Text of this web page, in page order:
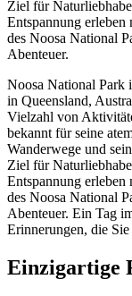
Ziel für
Entspannung
des Noosa National
Abenteuer.
Noosa National Park
in Queensland,
Vielzahl von
bekannt für seine
Wanderwege und
Ziel für
Entspannung
des Noosa National
Abenteuer. Ein Tag
Erinnerungen, die
Einzigartige